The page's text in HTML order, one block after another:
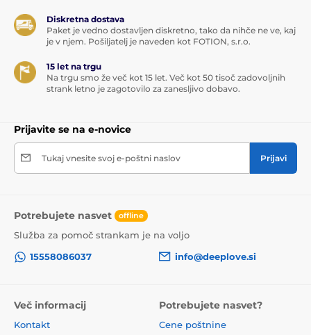
Diskretna dostava
Paket je vedno dostavljen diskretno, tako da nihče ne ve, kaj
je v njem. Pošiljatelj je naveden kot FOTION, s.r.o.
15 let na trgu
Na trgu smo že več kot 15 let. Več kot 50 tisoč zadovoljnih
strank letno je zagotovilo za zanesljivo dobavo.
Prijavite se na e-novice
Tukaj vnesite svoj e-poštni naslov Prijavi
Potrebujete nasvet offline
Služba za pomoč strankam je na voljo
15558086037
info@deeplove.si
Več informacij
Kontakt
Potrebujete nasvet?
Cene poštnine